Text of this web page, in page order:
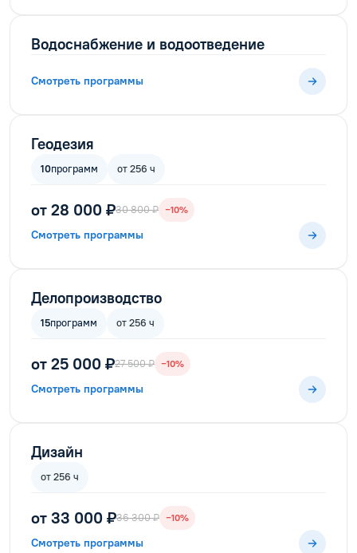
Водоснабжение и водоотведение
Смотреть программы
Геодезия
10программ от 256 ч
от 28 000 ₽30 800 ₽ −10%
Смотреть программы
Делопроизводство
15программ от 256 ч
от 25 000 ₽27 500 ₽ −10%
Смотреть программы
Дизайн
от 256 ч
от 33 000 ₽36 300 ₽ −10%
Смотреть программы